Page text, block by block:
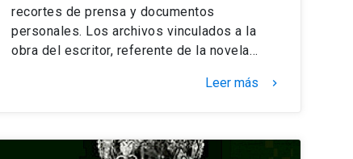
recortes de prensa y documentos
personales. Los archivos vinculados a la
obra del escritor, referente de la novela…
Leer más keyboard_arrow_right